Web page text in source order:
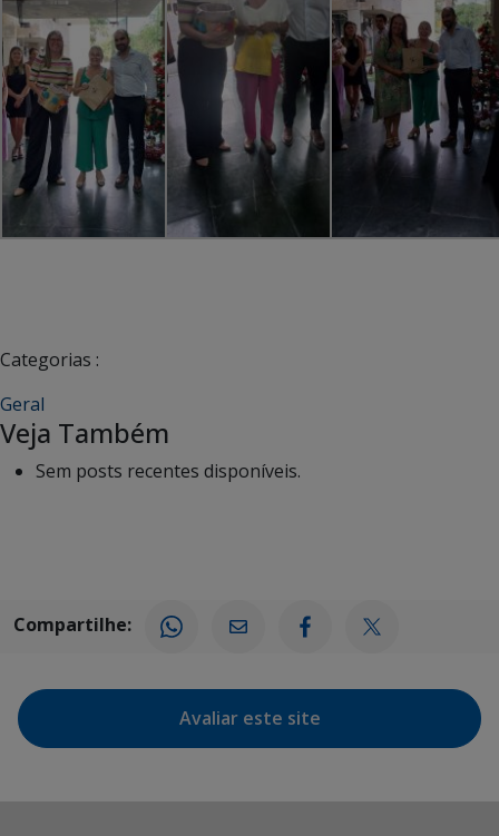
Categorias :
Geral
Veja Também
Sem posts recentes disponíveis.
Compartilhe:
Avaliar este site